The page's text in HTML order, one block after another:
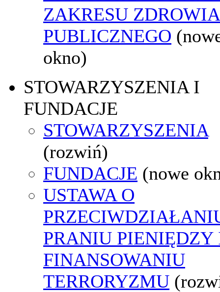
ZAKRESU ZDROWIA
PUBLICZNEGO
okno)
STOWARZYSZENIA I
FUNDACJE
STOWARZYSZENIA
(rozwiń)
FUNDACJE (nowe
USTAWA O
PRANIU PIENIĘDZY
FINANSOWANIU
TERRORYZMU